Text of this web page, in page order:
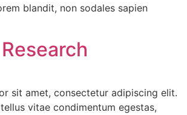
blandit, non sodales sapien
sit amet, consectetur adipiscing elit.
vitae condimentum egestas,